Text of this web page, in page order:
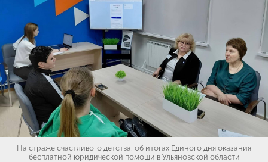
На страже счастливого детства: об итогах Единого дня оказания
бесплатной юридической помощи в Ульяновской области